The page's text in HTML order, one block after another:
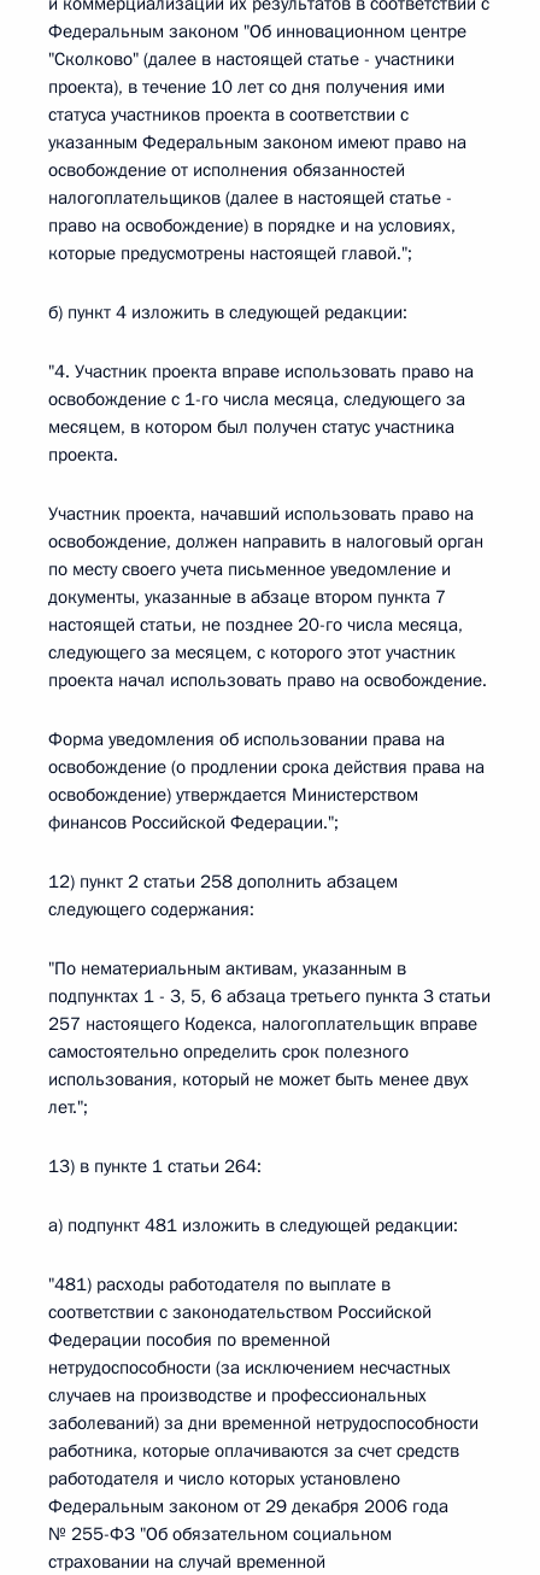
Федеральным законом "Об инновационном центре
"Сколково" (далее в настоящей статье - участники
проекта), в течение 10 лет со дня получения ими
статуса участников проекта в соответствии с
указанным Федеральным законом имеют право на
освобождение от исполнения обязанностей
налогоплательщиков (далее в настоящей статье -
право на освобождение) в порядке и на условиях,
которые предусмотрены настоящей главой.";
б) пункт 4 изложить в следующей редакции:
"4. Участник проекта вправе использовать право на
освобождение с 1-го числа месяца, следующего за
месяцем, в котором был получен статус участника
проекта.
Участник проекта, начавший использовать право на
освобождение, должен направить в налоговый орган
по месту своего учета письменное уведомление и
документы, указанные в абзаце втором пункта 7
настоящей статьи, не позднее 20-го числа месяца,
следующего за месяцем, с которого этот участник
проекта начал использовать право на освобождение.
Форма уведомления об использовании права на
освобождение (о продлении срока действия права на
освобождение) утверждается Министерством
финансов Российской Федерации.";
12) пункт 2 статьи 258 дополнить абзацем
следующего содержания:
"По нематериальным активам, указанным в
подпунктах 1 - 3, 5, 6 абзаца третьего пункта 3 статьи
257 настоящего Кодекса, налогоплательщик вправе
самостоятельно определить срок полезного
использования, который не может быть менее двух
лет.";
13) в пункте 1 статьи 264:
а) подпункт 481 изложить в следующей редакции:
"481) расходы работодателя по выплате в
соответствии с законодательством Российской
Федерации пособия по временной
нетрудоспособности (за исключением несчастных
случаев на производстве и профессиональных
заболеваний) за дни временной нетрудоспособности
работника, которые оплачиваются за счет средств
работодателя и число которых установлено
Федеральным законом от 29 декабря 2006 года
№ 255-ФЗ "Об обязательном социальном
страховании на случай временной